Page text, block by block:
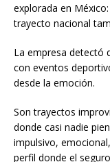
explorada en
trayecto nacional
La empresa detectó
con eventos
desde la emoción.
Son trayectos
donde casi nadie
impulsivo,
perfil donde el